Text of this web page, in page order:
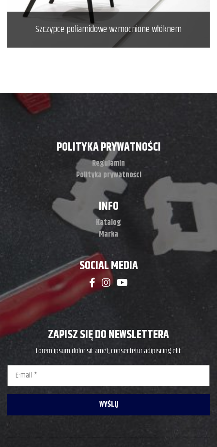
Szczypce poliamidowe wzmocnione włóknem
POLITYKA PRYWATNOŚCI
Regulamin
Polityka prywatności
INFO
Katalog
Marka
SOCIAL MEDIA
ZAPISZ SIĘ DO NEWSLETTERA
Lorem ipsum dolor sit amet, consectetur adipiscing elit.